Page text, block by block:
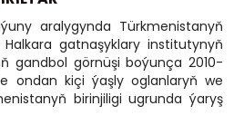
aralygynda Türkmenistanyň
gatnaşyklary institutynyň
gandbol görnüşi boýunça 2010-
ondan kiçi ýaşly oglanlaryň we
birinjiligi ugrunda ýaryş